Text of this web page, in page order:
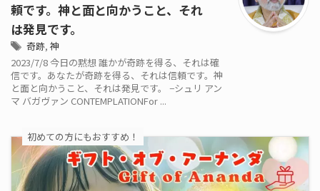
頼です。神と面と向かうこと、それ
は発見です。
奇跡, 神
2023/7/8 今日の黙想 誰かが奇跡を得る、それは確
信です。あなたが奇跡を得る、それは信頼です。神
と面と向かうこと、それは発見です。 −シュリ アン
マ バガヴァン CONTEMPLATIONFor ...
初めての方にもおすすめ！